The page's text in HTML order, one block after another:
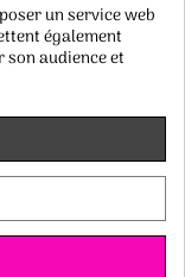
un service web
également
son audience et